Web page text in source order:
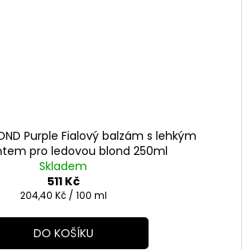
Purple Fialový balzám s lehkým
pro ledovou blond 250ml
Skladem
511 Kč
Měrná
204,40 Kč / 100 ml
DO KOŠÍKU